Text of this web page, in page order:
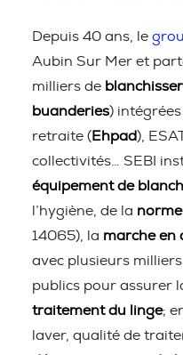
Depuis 40 ans, le
Aubin Sur Mer et
milliers de
buanderies)
retraite (Ehpad),
collectivités… SEBI
équipement de
l’hygiène, de la
14065), la marche en
avec plusieurs
publics pour assurer
traitement du linge;
laver, qualité de